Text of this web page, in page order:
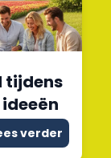
tijdens
verder